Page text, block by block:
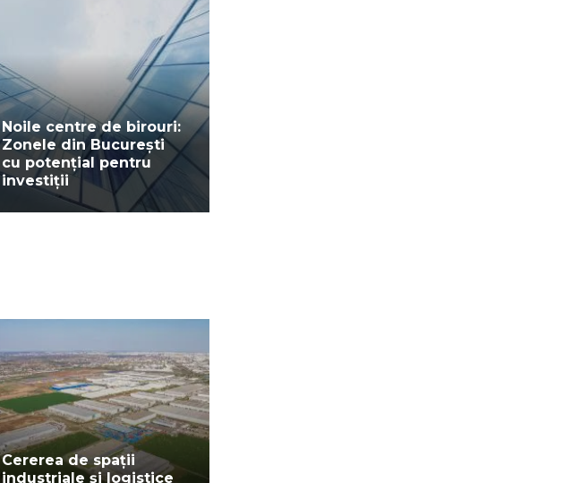
Noile centre de birouri:
Zonele din București
cu potențial pentru
investiții
Cererea de spații
industriale și logistice